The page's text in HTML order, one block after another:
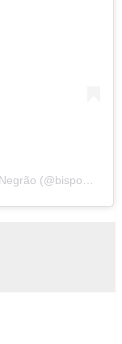
Um post compartilhado por Bispo Wagner Negrão (@bispowagnernegrao)